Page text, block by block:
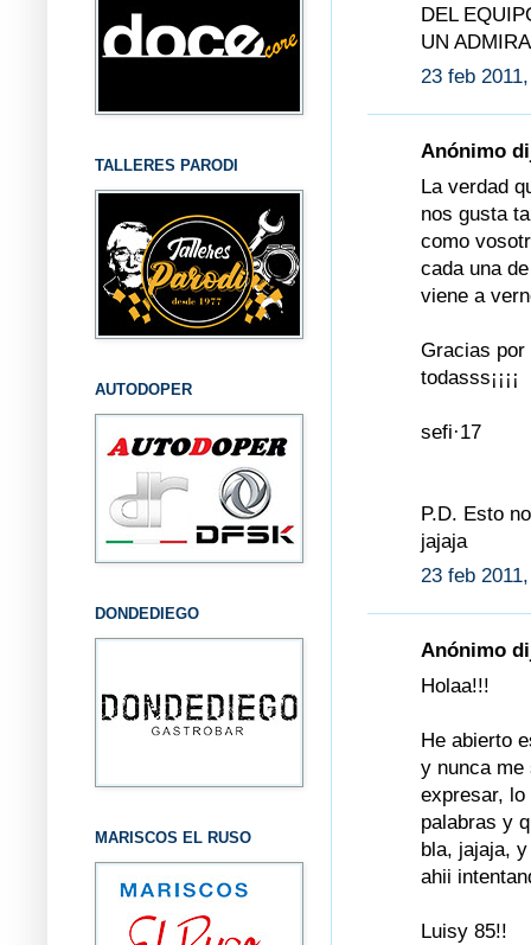
DEL
UN
23 feb
Anónimo
La verdad
nos gusta
como
cada una
viene a
Gracias
todasss¡¡¡¡
sefi·17
P.D. Esto
jajaja
23 feb
Anónimo
Holaa!!!
He abierto
y nunca me
expresar, lo
palabras y
bla, jajaja,
ahii
Luisy 85!!
TALLERES PARODI
AUTODOPER
DONDEDIEGO
MARISCOS EL RUSO